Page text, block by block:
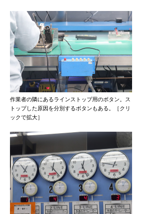
作業者の隣にあるラインストップ用のボタン。ス
トップした原因を分別するボタンもある。［クリ
ックで拡大］